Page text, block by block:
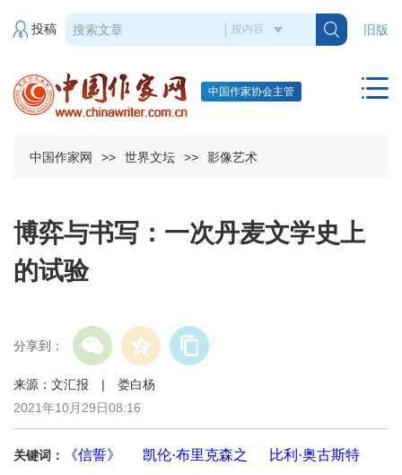
旧版
投稿
中国作家协会主管
中国作家网 >> 世界文坛 >> 影像艺术
博弈与书写：一次丹麦文学史上
的试验
分享到：
来源：文汇报 | 娄白杨
2021年10月29日08:16
关键词： 《信誓》 凯伦·布里克森之 比利·奥古斯特